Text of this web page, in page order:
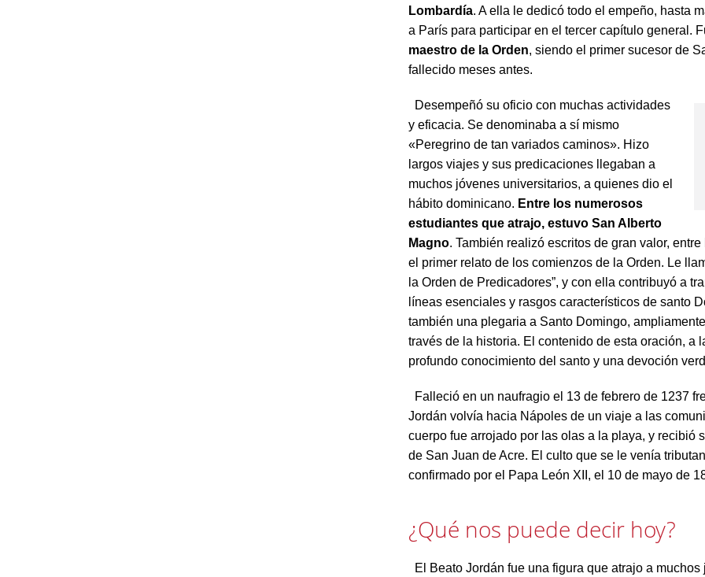
Lombardía. A ella le dedicó todo el empeño, hasta
a París para participar en el tercer capítulo general.
maestro de la Orden, siendo el primer sucesor de
fallecido meses antes.
Desempeñó su oficio con muchas actividades
y eficacia. Se denominaba a sí mismo
«Peregrino de tan variados caminos». Hizo
largos viajes y sus predicaciones llegaban a
muchos jóvenes universitarios, a quienes dio el
hábito dominicano. Entre los numerosos
estudiantes que atrajo, estuvo San Alberto
Magno. También realizó escritos de gran valor,
el primer relato de los comienzos de la Orden. Le
la Orden de Predicadores”, y con ella contribuyó a
líneas esenciales y rasgos característicos de santo
también una plegaria a Santo Domingo,
través de la historia. El contenido de esta oración, a
profundo conocimiento del santo y una devoción
Falleció en un naufragio el 13 de febrero de 1237
Jordán volvía hacia Nápoles de un viaje a las
cuerpo fue arrojado por las olas a la playa, y recibió
de San Juan de Acre. El culto que se le venía
confirmado por el Papa León XII, el 10 de mayo de
¿Qué nos puede decir hoy?
El Beato Jordán fue una figura que atrajo a